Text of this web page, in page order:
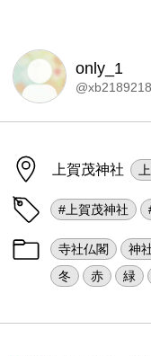
only_1
上賀茂神社
#上賀茂神社
寺社仏閣 神
冬
赤 緑